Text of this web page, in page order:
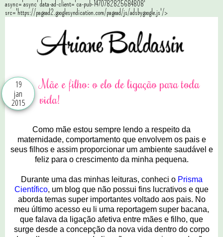
async='async' data-ad-client='ca-pub-1470782825684808'
src='https://pagead2.googlesyndication.com/pagead/js/adsbygoogle.js'/>
19
jan
2015
Mãe e filho: o elo de ligação para toda
vida!
Como mãe estou sempre lendo a respeito da
maternidade, comportamento que envolvem os pais e
seus filhos e assim proporcionar um ambiente saudável e
feliz para o crescimento da minha pequena.
Durante uma das minhas leituras, conheci o Prisma
Científico, um blog que não possui fins lucrativos e que
aborda temas super importantes voltado aos pais. No
meu último acesso eu li uma reportagem super bacana,
que falava da ligação afetiva entre mães e filho, que
surge desde a concepção da nova vida dentro do corpo